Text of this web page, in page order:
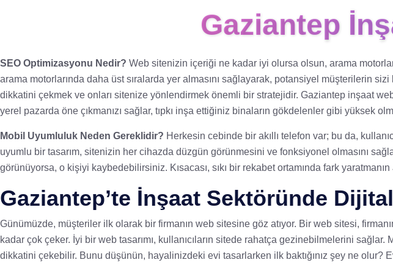
Gaziantep
SEO Optimizasyonu Nedir? Web sitenizin içeriği ne kadar iyi olursa olsun, arama
arama motorlarında daha üst sıralarda yer almasını sağlayarak, potansiyel müşterilerin
dikkatini çekmek ve onları sitenize yönlendirmek önemli bir stratejidir. Gaziantep inşaat
yerel pazarda öne çıkmanızı sağlar, tıpkı inşa ettiğiniz binaların gökdelenler gibi yüksek
Mobil Uyumluluk Neden Gereklidir? Herkesin cebinde bir akıllı telefon var; bu da,
uyumlu bir tasarım, sitenizin her cihazda düzgün görünmesini ve fonksiyonel olmasını
görünüyorsa, o kişiyi kaybedebilirsiniz. Kısacası, sıkı bir rekabet ortamında fark
Gaziantep’te İnşaat Sektöründe
Günümüzde, müşteriler ilk olarak bir firmanın web sitesine göz atıyor. Bir web sitesi,
kadar çok çeker. İyi bir web tasarımı, kullanıcıların sitede rahatça gezinebilmelerini
dikkatini çekebilir. Bunu düşünün, hayalinizdeki evi tasarlarken ilk baktığınız şey ne olur?